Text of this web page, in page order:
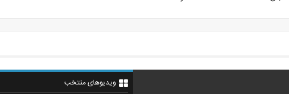
ویدیوهای منتخب